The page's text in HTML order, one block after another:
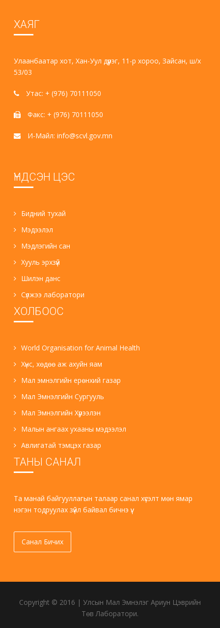
ХАЯГ
Улаанбаатар хот, Хан-Уул дүүрэг, 11-р хороо, Зайсан, ш/х
53/03
Утас: + (976) 70111050
Факс: + (976) 70111050
И-Майл: info@scvl.gov.mn
ҮНДСЭН ЦЭС
Бидний тухай
Мэдээлэл
Мэдлэгийн сан
Хууль эрхзүй
Шилэн данс
Сүлжээ лаборатори
ХОЛБООС
World Organisation for Animal Health
Хүнс, хөдөө аж ахуйн яам
Мал эмнэлгийн ерөнхий газар
Мал Эмнэлгийн Сургууль
Мал Эмнэлгийн Хүрээлэн
Малын ангаах ухааны мэдээлэл
Авлигатай тэмцэх газар
ТАНЫ САНАЛ
Та манай байгууллагын талаар санал хүсэлт мөн ямар
нэгэн тодруулах зүйл байвал бичнэ үү.
Санал Бичих
Copyright © 2016 | Улсын Мал Эмнэлэг Ариун Цэврийн
Төв Лаборатори.